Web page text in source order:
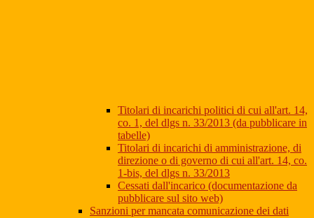
Titolari di incarichi politici di cui all'art. 14,
co. 1, del dlgs n. 33/2013 (da pubblicare in
tabelle)
Titolari di incarichi di amministrazione, di
direzione o di governo di cui all'art. 14, co.
1-bis, del dlgs n. 33/2013
Cessati dall'incarico (documentazione da
pubblicare sul sito web)
Sanzioni per mancata comunicazione dei dati